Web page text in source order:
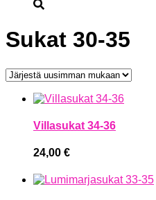
Sukat 30-35
Villasukat 34-36
24,00 €